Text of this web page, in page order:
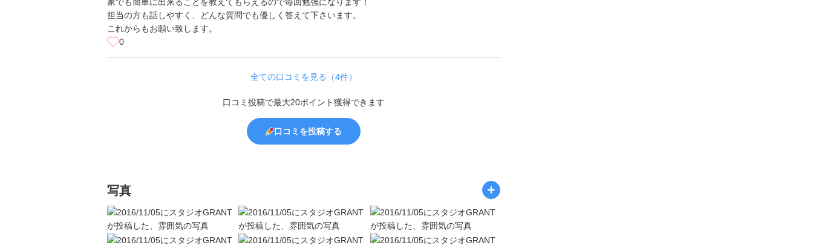
担当の方も話しやすく、どんな質問でも優しく答えて下さいます。
これからもお願い致します。
0
全ての口コミを見る（4件）
口コミ投稿で最大20ポイント獲得できます
口コミを投稿する
写真